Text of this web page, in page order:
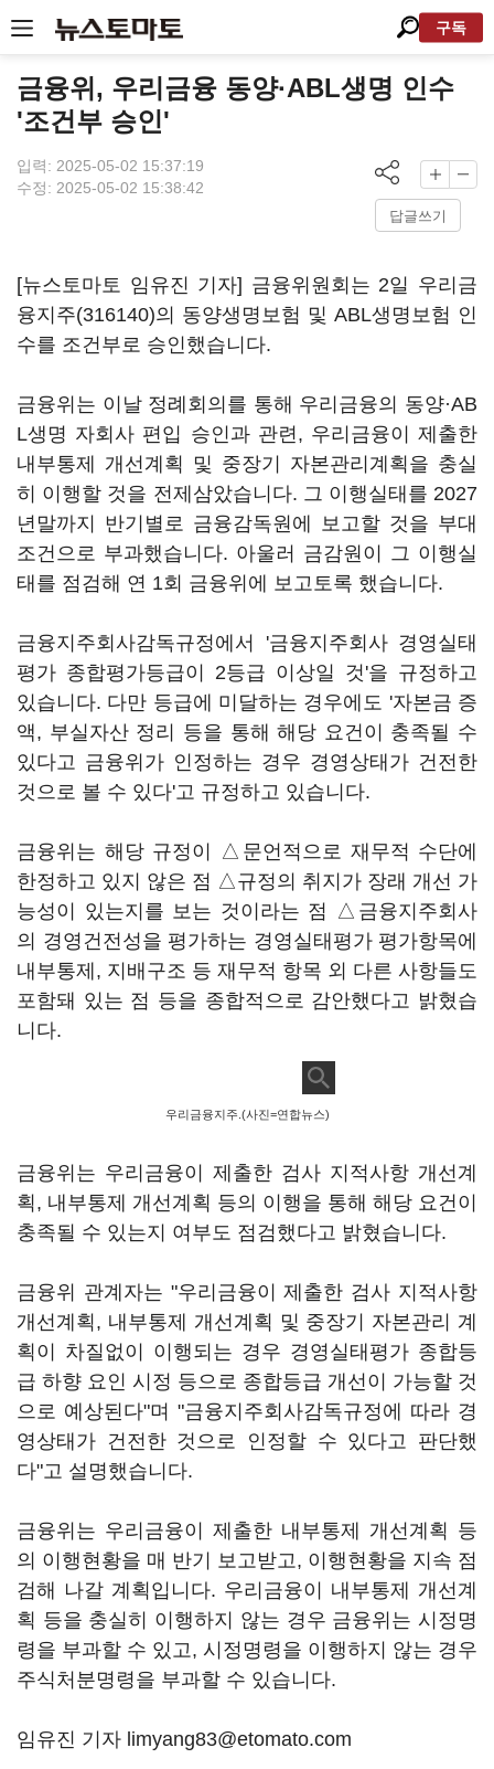
구독
금융위, 우리금융 동양·ABL생명 인수
'조건부 승인'
입력: 2025-05-02 15:37:19
수정: 2025-05-02 15:38:42
답글쓰기
[뉴스토마토 임유진 기자] 금융위원회는 2일 우리금
융지주(316140)의 동양생명보험 및 ABL생명보험 인
수를 조건부로 승인했습니다.
금융위는 이날 정례회의를 통해 우리금융의 동양·AB
L생명 자회사 편입 승인과 관련, 우리금융이 제출한
내부통제 개선계획 및 중장기 자본관리계획을 충실
히 이행할 것을 전제삼았습니다. 그 이행실태를 2027
년말까지 반기별로 금융감독원에 보고할 것을 부대
조건으로 부과했습니다. 아울러 금감원이 그 이행실
태를 점검해 연 1회 금융위에 보고토록 했습니다.
금융지주회사감독규정에서 '금융지주회사 경영실태
평가 종합평가등급이 2등급 이상일 것'을 규정하고
있습니다. 다만 등급에 미달하는 경우에도 '자본금 증
액, 부실자산 정리 등을 통해 해당 요건이 충족될 수
있다고 금융위가 인정하는 경우 경영상태가 건전한
것으로 볼 수 있다'고 규정하고 있습니다.
금융위는 해당 규정이 △문언적으로 재무적 수단에
한정하고 있지 않은 점 △규정의 취지가 장래 개선 가
능성이 있는지를 보는 것이라는 점 △금융지주회사
의 경영건전성을 평가하는 경영실태평가 평가항목에
내부통제, 지배구조 등 재무적 항목 외 다른 사항들도
포함돼 있는 점 등을 종합적으로 감안했다고 밝혔습
니다.
우리금융지주.(사진=연합뉴스)
금융위는 우리금융이 제출한 검사 지적사항 개선계
획, 내부통제 개선계획 등의 이행을 통해 해당 요건이
충족될 수 있는지 여부도 점검했다고 밝혔습니다.
금융위 관계자는 "우리금융이 제출한 검사 지적사항
개선계획, 내부통제 개선계획 및 중장기 자본관리 계
획이 차질없이 이행되는 경우 경영실태평가 종합등
급 하향 요인 시정 등으로 종합등급 개선이 가능할 것
으로 예상된다"며 "금융지주회사감독규정에 따라 경
영상태가 건전한 것으로 인정할 수 있다고 판단했
다"고 설명했습니다.
금융위는 우리금융이 제출한 내부통제 개선계획 등
의 이행현황을 매 반기 보고받고, 이행현황을 지속 점
검해 나갈 계획입니다. 우리금융이 내부통제 개선계
획 등을 충실히 이행하지 않는 경우 금융위는 시정명
령을 부과할 수 있고, 시정명령을 이행하지 않는 경우
주식처분명령을 부과할 수 있습니다.
임유진 기자 limyang83@etomato.com